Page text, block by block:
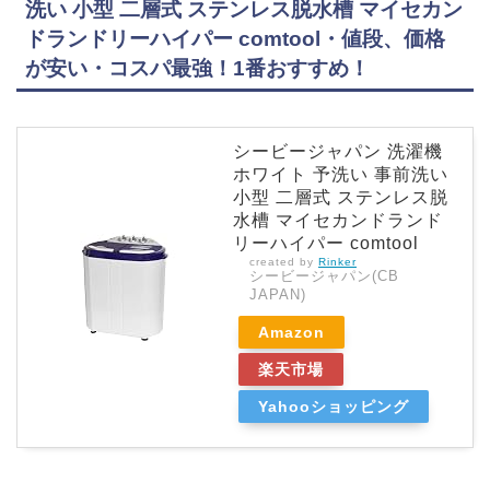
洗い 小型 二層式 ステンレス脱水槽 マイセカン
ドランドリーハイパー comtool・値段、価格
が安い・コスパ最強！1番おすすめ！
シービージャパン 洗濯機
ホワイト 予洗い 事前洗い
小型 二層式 ステンレス脱
水槽 マイセカンドランド
リーハイパー comtool
created by Rinker
シービージャパン(CB
JAPAN)
Amazon
楽天市場
Yahooショッピング